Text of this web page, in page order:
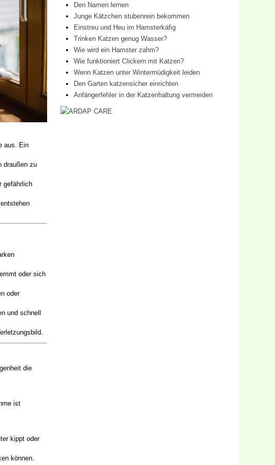
aus. Ein
draußen zu
gefährlich
oder sich
oder
und schnell
die
ist
kippt oder
können.
Den Namen lernen
Junge Kätzchen stubenrein bekommen
Einstreu und Heu im Hamsterkäfig
Trinken Katzen genug Wasser?
Wie wird ein Hamster zahm?
Wie funktioniert Clickern mit Katzen?
Wenn Katzen unter Wintermüdigkeit leiden
Den Garten katzensicher einrichten
Anfängerfehler in der Katzenhaltung vermeiden